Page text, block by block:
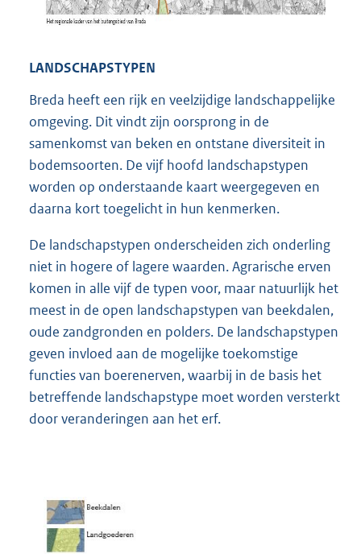
LANDSCHAPSTYPEN
Breda heeft een rijk en veelzijdige landschappelijke
omgeving. Dit vindt zijn oorsprong in de
samenkomst van beken en ontstane diversiteit in
bodemsoorten. De vijf hoofd landschapstypen
worden op onderstaande kaart weergegeven en
daarna kort toegelicht in hun kenmerken.
De landschapstypen onderscheiden zich onderling
niet in hogere of lagere waarden. Agrarische erven
komen in alle vijf de typen voor, maar natuurlijk het
meest in de open landschapstypen van beekdalen,
oude zandgronden en polders. De landschapstypen
geven invloed aan de mogelijke toekomstige
functies van boerenerven, waarbij in de basis het
betreffende landschapstype moet worden versterkt
door veranderingen aan het erf.